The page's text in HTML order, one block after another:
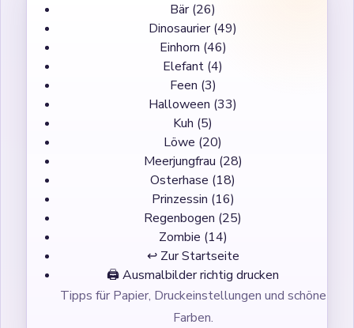
Bär (26)
Dinosaurier (49)
Einhorn (46)
Elefant (4)
Feen (3)
Halloween (33)
Kuh (5)
Löwe (20)
Meerjungfrau (28)
Osterhase (18)
Prinzessin (16)
Regenbogen (25)
Zombie (14)
↩ Zur Startseite
🖨️Ausmalbilder richtig drucken
Tipps für Papier, Druckeinstellungen und schöne
Farben.